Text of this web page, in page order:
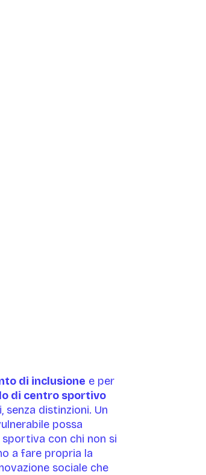
di inclusione e per
di centro sportivo
distinzioni. Un
possa
sportiva con chi non si
a fare propria la
sociale che